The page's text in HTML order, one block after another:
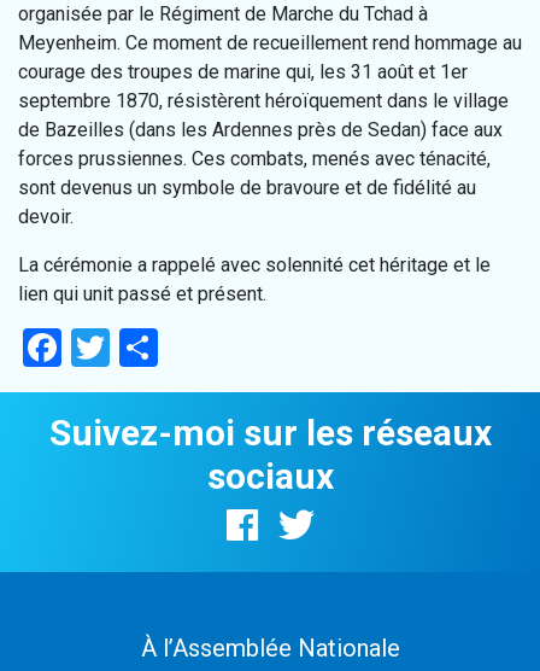
organisée par le Régiment de Marche du Tchad à
Meyenheim. Ce moment de recueillement rend hommage au
courage des troupes de marine qui, les 31 août et 1er
septembre 1870, résistèrent héroïquement dans le village
de Bazeilles (dans les Ardennes près de Sedan) face aux
forces prussiennes. Ces combats, menés avec ténacité,
sont devenus un symbole de bravoure et de fidélité au
devoir.
La cérémonie a rappelé avec solennité cet héritage et le
lien qui unit passé et présent.
Facebook
Twitter
Suivez-moi sur les réseaux
sociaux
À l’Assemblée Nationale